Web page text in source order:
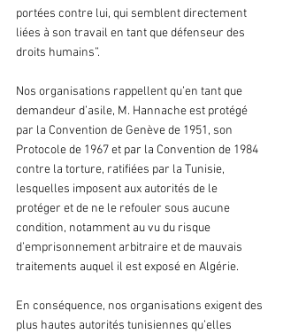
portées contre lui, qui semblent directement
liées à son travail en tant que défenseur des
droits humains”.
Nos organisations rappellent qu’en tant que
demandeur d’asile, M. Hannache est protégé
par la Convention de Genève de 1951, son
Protocole de 1967 et par la Convention de 1984
contre la torture, ratifiées par la Tunisie,
lesquelles imposent aux autorités de le
protéger et de ne le refouler sous aucune
condition, notamment au vu du risque
d’emprisonnement arbitraire et de mauvais
traitements auquel il est exposé en Algérie.
En conséquence, nos organisations exigent des
plus hautes autorités tunisiennes qu’elles